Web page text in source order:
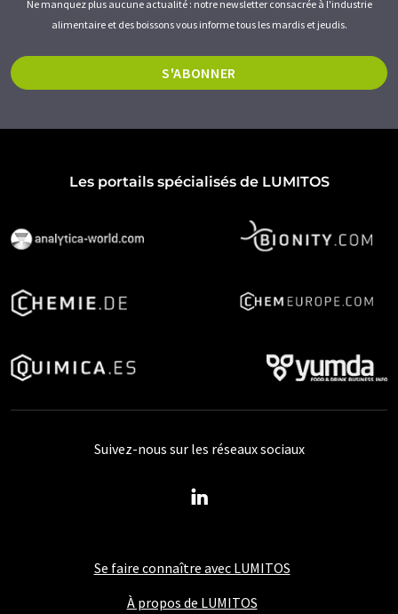
Ne manquez plus aucune actualité : notre newsletter consacrée à l'industrie
alimentaire et des boissons vous informe tous les mardis et jeudis.
S'ABONNER
Les portails spécialisés de LUMITOS
Se faire connaître avec LUMITOS
À propos de LUMITOS
Suivez-nous sur les réseaux sociaux